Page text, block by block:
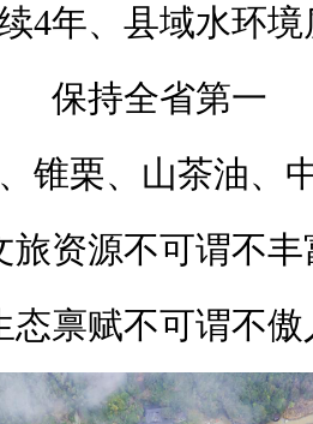
4年、县域水环
保持全省第一
锥栗、山茶油
旅资源不可谓不丰
态禀赋不可谓不傲